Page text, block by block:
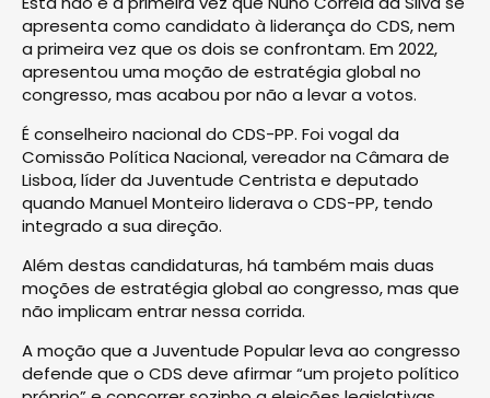
apresenta como candidato à liderança do CDS, nem
a primeira vez que os dois se confrontam. Em 2022,
apresentou uma moção de estratégia global no
congresso, mas acabou por não a levar a votos.
É conselheiro nacional do CDS-PP. Foi vogal da
Comissão Política Nacional, vereador na Câmara de
Lisboa, líder da Juventude Centrista e deputado
quando Manuel Monteiro liderava o CDS-PP, tendo
integrado a sua direção.
Além destas candidaturas, há também mais duas
moções de estratégia global ao congresso, mas que
não implicam entrar nessa corrida.
A moção que a Juventude Popular leva ao congresso
defende que o CDS deve afirmar “um projeto político